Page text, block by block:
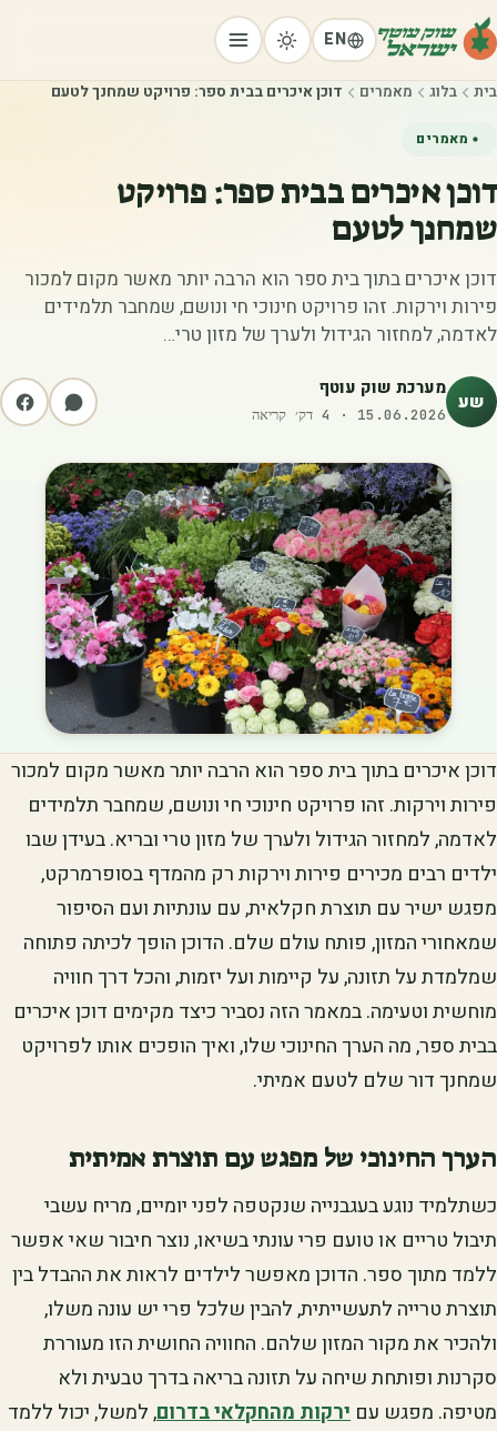
EN
בית בלוג מאמרים דוכן איכרים בבית ספר: פרויקט שמחנך לטעם
מאמרים
דוכן איכרים בבית ספר: פרויקט
שמחנך לטעם
דוכן איכרים בתוך בית ספר הוא הרבה יותר מאשר מקום למכור
פירות וירקות. זהו פרויקט חינוכי חי ונושם, שמחבר תלמידים
לאדמה, למחזור הגידול ולערך של מזון טרי…
שע מערכת שוק עוטף
15.06.2026
·
4 דק׳ קריאה
דוכן איכרים בתוך בית ספר הוא הרבה יותר מאשר מקום למכור
פירות וירקות. זהו פרויקט חינוכי חי ונושם, שמחבר תלמידים
לאדמה, למחזור הגידול ולערך של מזון טרי ובריא. בעידן שבו
ילדים רבים מכירים פירות וירקות רק מהמדף בסופרמרקט,
מפגש ישיר עם תוצרת חקלאית, עם עונתיות ועם הסיפור
שמאחורי המזון, פותח עולם שלם. הדוכן הופך לכיתה פתוחה
שמלמדת על תזונה, על קיימות ועל יזמות, והכל דרך חוויה
מוחשית וטעימה. במאמר הזה נסביר כיצד מקימים דוכן איכרים
בבית ספר, מה הערך החינוכי שלו, ואיך הופכים אותו לפרויקט
שמחנך דור שלם לטעם אמיתי.
הערך החינוכי של מפגש עם תוצרת אמיתית
כשתלמיד נוגע בעגבנייה שנקטפה לפני יומיים, מריח עשבי
תיבול טריים או טועם פרי עונתי בשיאו, נוצר חיבור שאי אפשר
ללמד מתוך ספר. הדוכן מאפשר לילדים לראות את ההבדל בין
תוצרת טרייה לתעשייתית, להבין שלכל פרי יש עונה משלו,
ולהכיר את מקור המזון שלהם. החוויה החושית הזו מעוררת
סקרנות ופותחת שיחה על תזונה בריאה בדרך טבעית ולא
מטיפה. מפגש עם ירקות מהחקלאי בדרום, למשל, יכול ללמד